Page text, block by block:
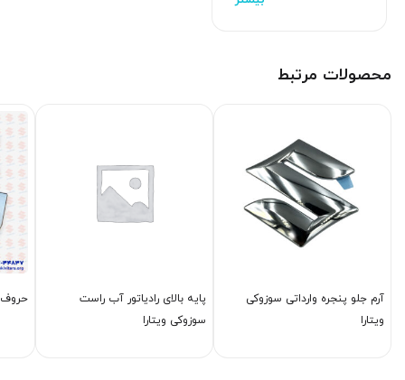
محصولات مرتبط
آرم جلو پنجره وارداتی سوزوکی
ویتارا
پایه بالای رادیاتور آب راست
سوزوکی ویتارا
حروف